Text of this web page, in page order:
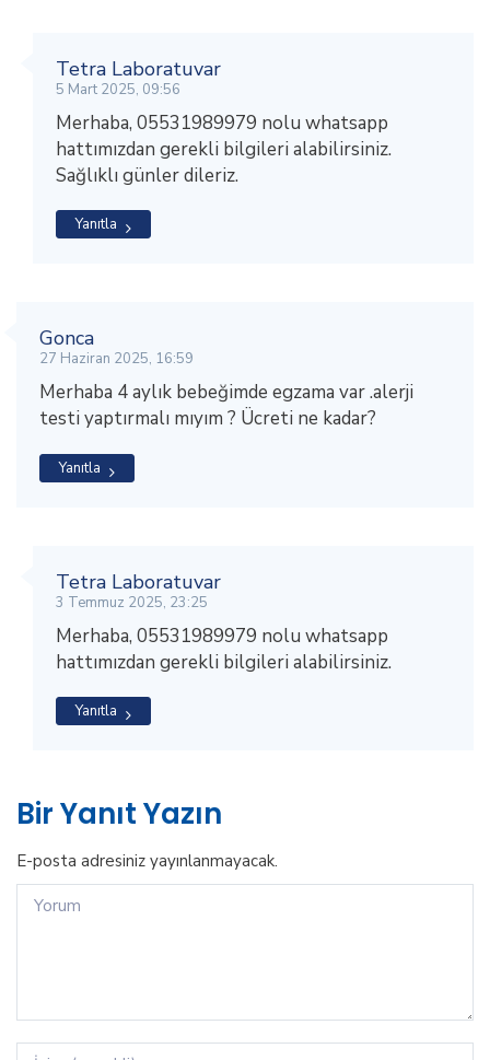
Tetra Laboratuvar
5 Mart 2025, 09:56
Merhaba, 05531989979 nolu whatsapp
hattımızdan gerekli bilgileri alabilirsiniz.
Sağlıklı günler dileriz.
Yanıtla
Gonca
27 Haziran 2025, 16:59
Merhaba 4 aylık bebeğimde egzama var .alerji
testi yaptırmalı mıyım ? Ücreti ne kadar?
Yanıtla
Tetra Laboratuvar
3 Temmuz 2025, 23:25
Merhaba, 05531989979 nolu whatsapp
hattımızdan gerekli bilgileri alabilirsiniz.
Yanıtla
Bir Yanıt Yazın
E-posta adresiniz yayınlanmayacak.